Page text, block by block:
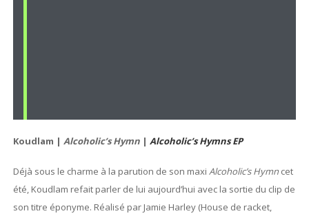
Koudlam | Alcoholic’s Hymn| Alcoholic’s HymnsEP
Déjà sous le charme à la parution de son maxi Alcoholic’s Hymncet
été, Koudlam refait parler de lui aujourd’hui avec la sortie du clip de
son titre éponyme. Réalisé par Jamie Harley (House de racket,